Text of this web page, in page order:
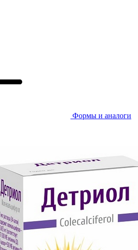
Формы и аналоги